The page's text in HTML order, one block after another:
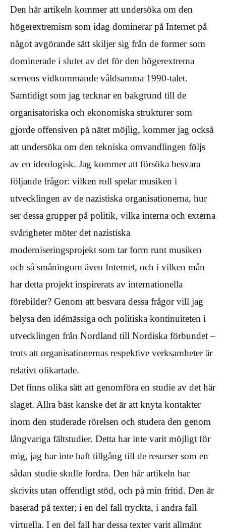
Den här artikeln kommer att undersöka om den
högerextremism som idag dominerar på Internet på
något avgörande sätt skiljer sig från de former som
dominerade i slutet av det för den högerextrema
scenens vidkommande våldsamma 1990-talet.
Samtidigt som jag tecknar en bakgrund till de
organisatoriska och ekonomiska strukturer som
gjorde offensiven på nätet möjlig, kommer jag också
att undersöka om den tekniska omvandlingen följs
av en ideologisk. Jag kommer att försöka besvara
följande frågor: vilken roll spelar musiken i
utvecklingen av de nazistiska organisationerna, hur
ser dessa grupper på politik, vilka interna och externa
svårigheter möter det nazistiska
moderniseringsprojekt som tar form runt musiken
och så småningom även Internet, och i vilken mån
har detta projekt inspirerats av internationella
förebilder? Genom att besvara dessa frågor vill jag
belysa den idémässiga och politiska kontinuiteten i
utvecklingen från Nordland till Nordiska förbundet –
trots att organisationernas respektive verksamheter är
relativt olikartade.
Det finns olika sätt att genomföra en studie av det här
slaget. Allra bäst kanske det är att knyta kontakter
inom den studerade rörelsen och studera den genom
långvariga fältstudier. Detta har inte varit möjligt för
mig, jag har inte haft tillgång till de resurser som en
sådan studie skulle fordra. Den här artikeln har
skrivits utan offentligt stöd, och på min fritid. Den är
baserad på texter; i en del fall tryckta, i andra fall
virtuella. I en del fall har dessa texter varit allmänt